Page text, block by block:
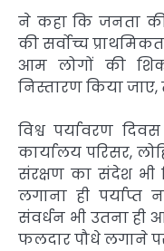
ने कहा कि जनता
की सर्वोच्च
आम लोगों की
निस्तारण किया
विश्व पर्यावरण
कार्यालय परिसर,
संरक्षण का संदेश भी
लगाना ही
संवर्धन भी उतना
फलदार पौधे लगाने